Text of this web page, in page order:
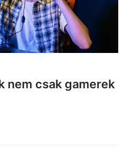
nem csak gamerek